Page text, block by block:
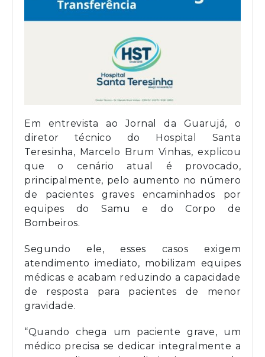
Em entrevista ao Jornal da Guarujá, o
diretor técnico do Hospital Santa
Teresinha, Marcelo Brum Vinhas, explicou
que o cenário atual é provocado,
principalmente, pelo aumento no número
de pacientes graves encaminhados por
equipes do Samu e do Corpo de
Bombeiros.
Segundo ele, esses casos exigem
atendimento imediato, mobilizam equipes
médicas e acabam reduzindo a capacidade
de resposta para pacientes de menor
gravidade.
“Quando chega um paciente grave, um
médico precisa se dedicar integralmente a